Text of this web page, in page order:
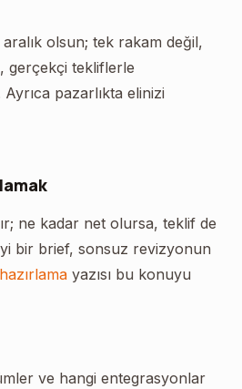
olsun; tek rakam değil,
gerçekçi tekliflerle
Ayrıca pazarlıkta elinizi
ne kadar net olursa, teklif de
bir brief, sonsuz revizyonun
yazısı bu konuyu
ve hangi entegrasyonlar